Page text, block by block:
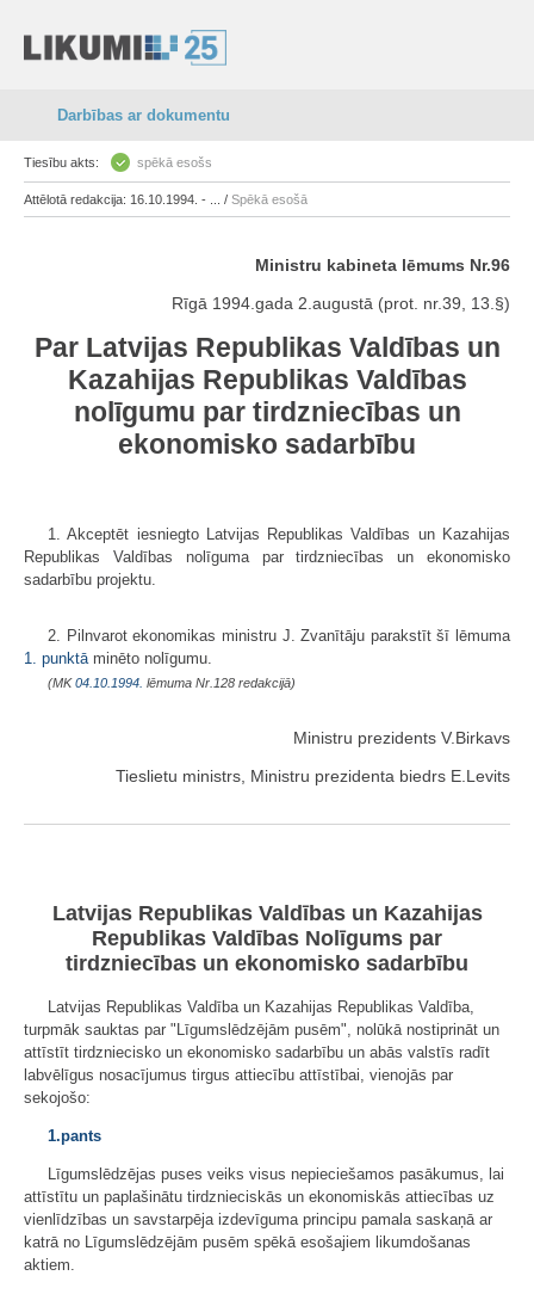
Darbības ar dokumentu
Tiesību akts: spēkā esošs
Attēlotā redakcija: 16.10.1994. - ... / Spēkā esošā
Ministru kabineta lēmums Nr.96
Rīgā 1994.gada 2.augustā (prot. nr.39, 13.§)
Par Latvijas Republikas Valdības un
Kazahijas Republikas Valdības
nolīgumu par tirdzniecības un
ekonomisko sadarbību
1. Akceptēt iesniegto Latvijas Republikas Valdības un Kazahijas
Republikas Valdības nolīguma par tirdzniecības un ekonomisko
sadarbību projektu.
2. Pilnvarot ekonomikas ministru J. Zvanītāju parakstīt šī lēmuma
1. punktā minēto nolīgumu.
(MK04.10.1994. lēmuma Nr.128 redakcijā)
Ministru prezidents V.Birkavs
Tieslietu ministrs, Ministru prezidenta biedrs E.Levits
Latvijas Republikas Valdības un Kazahijas
Republikas Valdības Nolīgums par
tirdzniecības un ekonomisko sadarbību
Latvijas Republikas Valdība un Kazahijas Republikas Valdība,
turpmāk sauktas par "Līgumslēdzējām pusēm", nolūkā nostiprināt un
attīstīt tirdzniecisko un ekonomisko sadarbību un abās valstīs radīt
labvēlīgus nosacījumus tirgus attiecību attīstībai, vienojās par
sekojošo:
1.pants
Līgumslēdzējas puses veiks visus nepieciešamos pasākumus, lai
attīstītu un paplašinātu tirdznieciskās un ekonomiskās attiecības uz
vienlīdzības un savstarpēja izdevīguma principu pamala saskaņā ar
katrā no Līgumslēdzējām pusēm spēkā esošajiem likumdošanas
aktiem.